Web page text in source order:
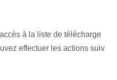
à la liste de télécharge
effectuer les actions suiv